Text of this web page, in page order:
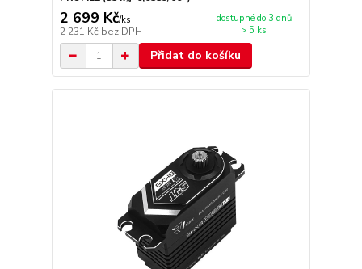
2 699 Kč/ks
2 231 Kč bez DPH
dostupné do 3 dnů
> 5 ks
Přidat do košíku